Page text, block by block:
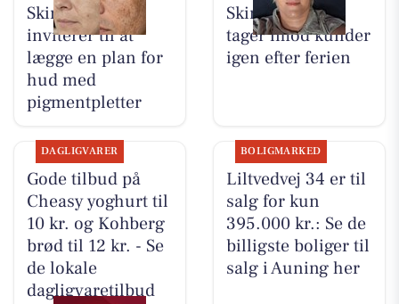
Skin By Vitting
inviterer til at
lægge en plan for
hud med
pigmentpletter
Skin By Vitting
tager imod kunder
igen efter ferien
DAGLIGVARER
Gode tilbud på
Cheasy yoghurt til
10 kr. og Kohberg
brød til 12 kr. - Se
de lokale
dagligvaretilbud
BOLIGMARKED
Liltvedvej 34 er til
salg for kun
395.000 kr.: Se de
billigste boliger til
salg i Auning her